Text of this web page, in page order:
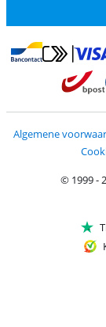
Betalen metBetalen met
Algemene
© 1999 -